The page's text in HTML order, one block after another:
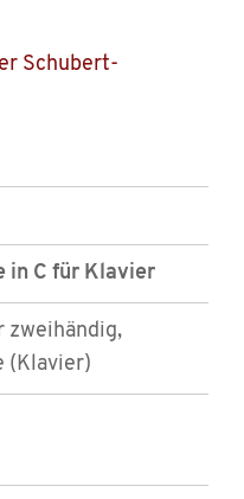
Schubert-
in C für Klavier
zweihändig,
(Klavier)